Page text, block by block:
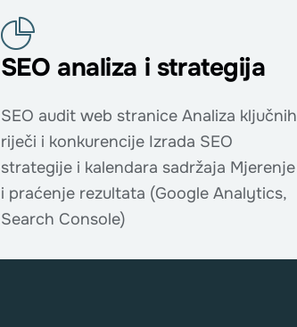
SEO analiza i strategija
SEO audit web stranice Analiza ključnih
riječi i konkurencije Izrada SEO
strategije i kalendara sadržaja Mjerenje
i praćenje rezultata (Google Analytics,
Search Console)